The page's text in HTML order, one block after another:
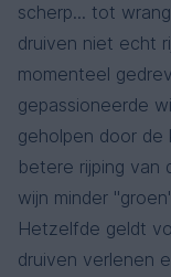
scherp... tot
druiven niet echt
momenteel
gepassioneerde
geholpen door de
betere rijping van
wijn minder
Hetzelfde geldt
druiven verlenen